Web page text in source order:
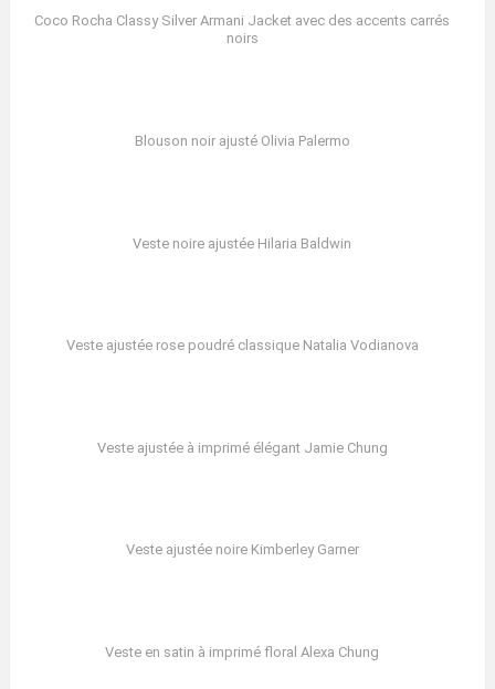
Coco Rocha Classy Silver Armani Jacket avec des accents carrés
noirs
Blouson noir ajusté Olivia Palermo
Veste noire ajustée Hilaria Baldwin
Veste ajustée rose poudré classique Natalia Vodianova
Veste ajustée à imprimé élégant Jamie Chung
Veste ajustée noire Kimberley Garner
Veste en satin à imprimé floral Alexa Chung